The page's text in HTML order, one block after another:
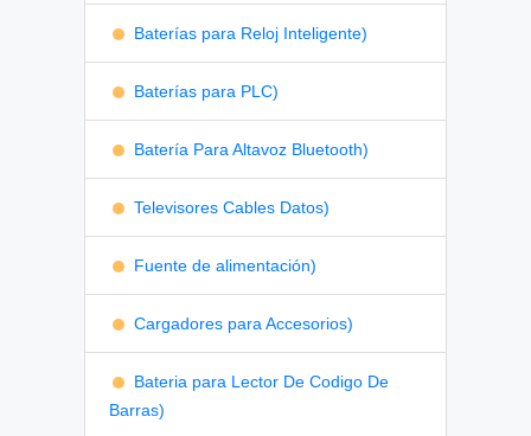
Baterías para Reloj Inteligente)
Baterías para PLC)
Batería Para Altavoz Bluetooth)
Televisores Cables Datos)
Fuente de alimentación)
Cargadores para Accesorios)
Bateria para Lector De Codigo De
Barras)